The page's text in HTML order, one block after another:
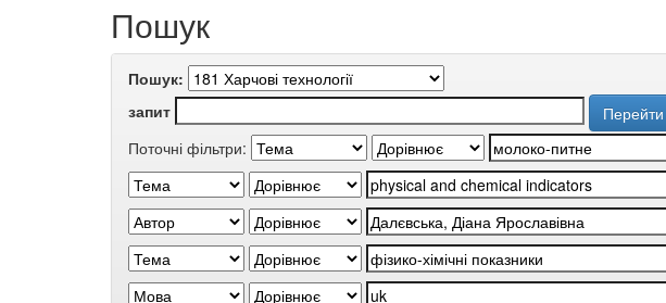
Пошук
Пошук:
запит
Поточні фільтри: